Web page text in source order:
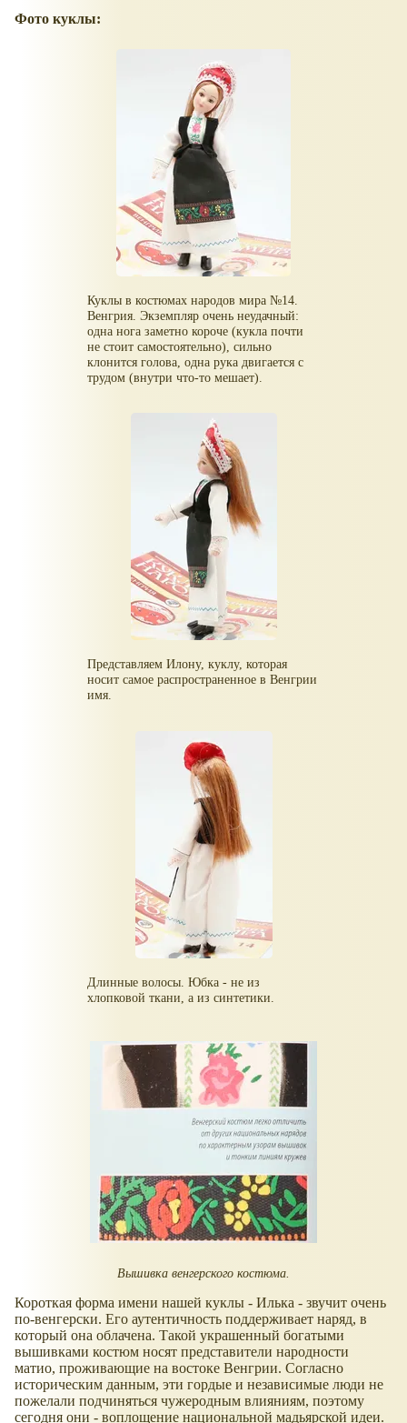
Фото куклы:
Куклы в костюмах народов мира №14.
Венгрия. Экземпляр очень неудачный:
одна нога заметно короче (кукла почти
не стоит самостоятельно), сильно
клонится голова, одна рука двигается с
трудом (внутри что-то мешает).
Представляем Илону, куклу, которая
носит самое распространенное в Венгрии
имя.
Длинные волосы. Юбка - не из
хлопковой ткани, а из синтетики.
Вышивка венгерского костюма.
Короткая форма имени нашей куклы - Илька - звучит очень
по-венгерски. Его аутентичность поддерживает наряд, в
который она облачена. Такой украшенный богатыми
вышивками костюм носят представители народности
матио, проживающие на востоке Венгрии. Согласно
историческим данным, эти гордые и независимые люди не
пожелали подчиняться чужеродным влияниям, поэтому
сегодня они - воплощение национальной мадьярской идеи.